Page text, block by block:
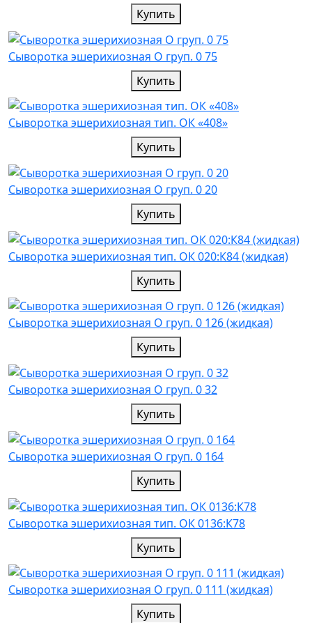
Купить
Cыворотка эшерихиозная О груп. 0 75
Купить
Cыворотка эшерихиозная тип. ОК «408»
Купить
Cыворотка эшерихиозная О груп. 0 20
Купить
Cыворотка эшерихиозная тип. ОК 020:К84 (жидкая)
Купить
Cыворотка эшерихиозная О груп. 0 126 (жидкая)
Купить
Cыворотка эшерихиозная О груп. 0 32
Купить
Cыворотка эшерихиозная О груп. 0 164
Купить
Cыворотка эшерихиозная тип. ОК 0136:К78
Купить
Cыворотка эшерихиозная О груп. 0 111 (жидкая)
Купить